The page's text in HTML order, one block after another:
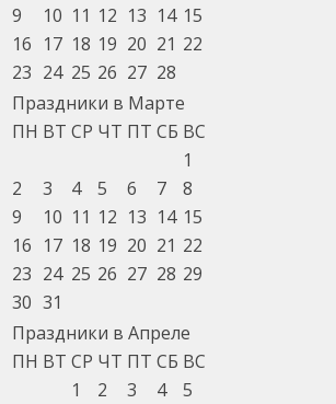
9
10 11 12 13 14 15
16 17 18 19 20 21 22
23 24 25 26 27 28
Праздники в Марте
ПН ВТ СР ЧТ ПТ СБ ВС
1
2
3 4 5 6 7
8
9
10 11 12 13 14 15
16 17 18 19 20 21 22
23 24 25 26 27 28 29
30 31
Праздники в Апреле
ПН ВТ СР ЧТ ПТ СБ ВС
1
2 3 4
5